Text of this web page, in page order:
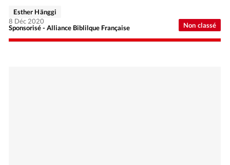
Non classé
Sponsorisé - Alliance Biblilque Française
Esther Hänggi
8 Déc 2020